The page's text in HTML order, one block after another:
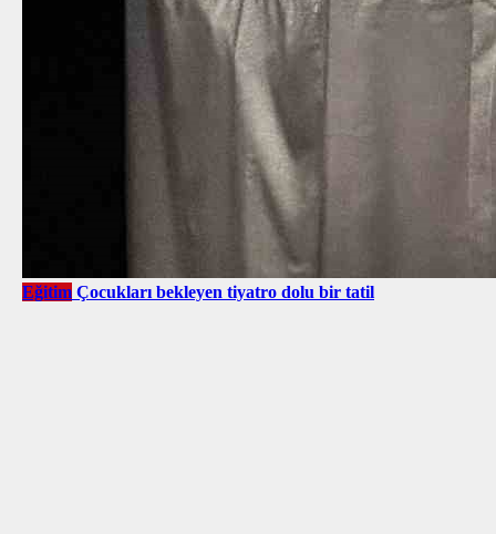
Eğitim Çocukları bekleyen tiyatro dolu bir tatil